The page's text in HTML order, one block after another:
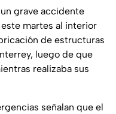
grave accidente
martes al interior
de estructuras
luego de que
realizaba sus
señalan que el